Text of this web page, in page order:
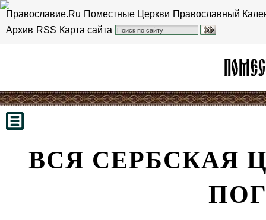
Православие.Ru Поместные Церкви Православный
Архив RSS Карта сайта
ВСЯ СЕРБСКАЯ